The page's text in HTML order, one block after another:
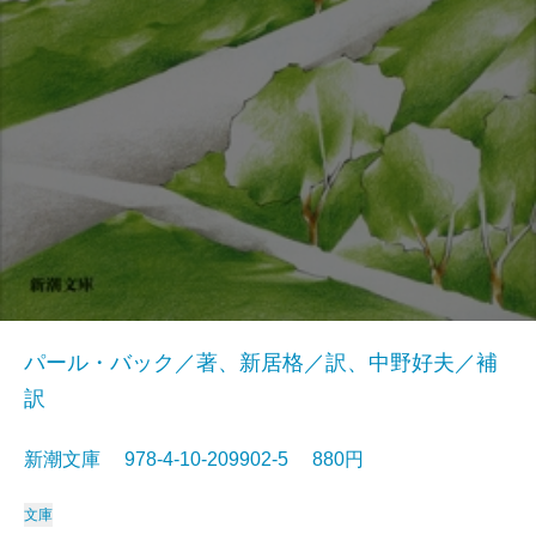
パール・バック／著、新居格／訳、中野好夫／補
訳
新潮文庫 978-4-10-209902-5 880円
文庫